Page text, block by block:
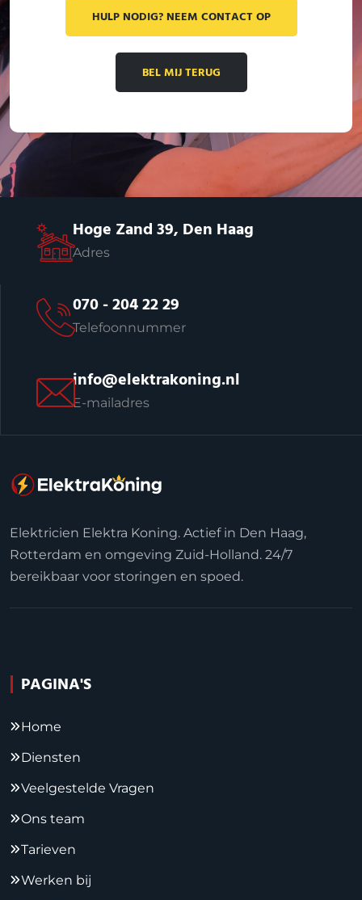
HULP NODIG? NEEM CONTACT OP
BEL MIJ TERUG
Hoge Zand 39, Den Haag
Adres
070 - 204 22 29
Telefoonnummer
info@elektrakoning.nl
E-mailadres
Elektricien Elektra Koning. Actief in Den Haag,
Rotterdam en omgeving Zuid-Holland. 24/7
bereikbaar voor storingen en spoed.
PAGINA'S
Home
Diensten
Veelgestelde Vragen
Ons team
Tarieven
Werken bij